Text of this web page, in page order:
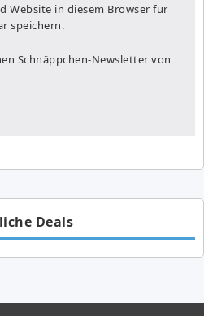
Website in diesem Browser für
speichern.
Schnäppchen-Newsletter von
Deals